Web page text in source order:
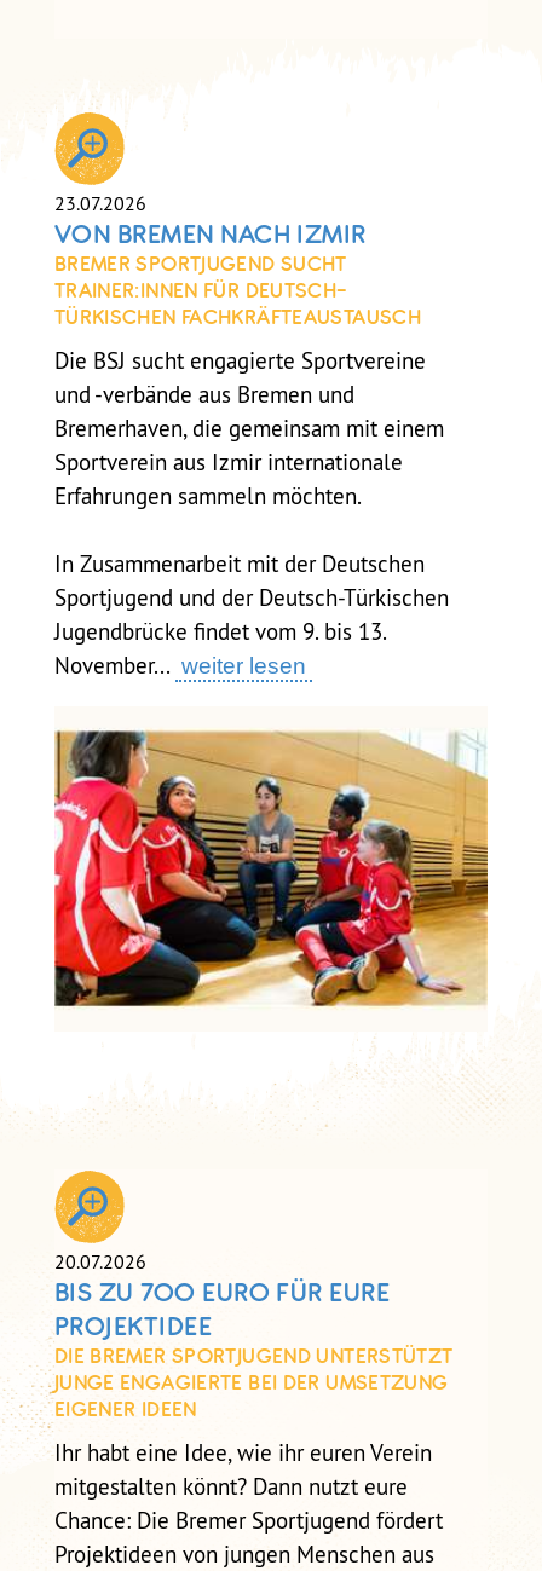
SEXUALISIERTER GEWALT IM
VEREIN
23.07.2026
VON BREMEN NACH IZMIR
BREMER SPORTJUGEND SUCHT
TRAINER:INNEN FÜR DEUTSCH-
TÜRKISCHEN FACHKRÄFTEAUSTAUSCH
Die BSJ sucht engagierte Sportvereine
und -verbände aus Bremen und
Bremerhaven, die gemeinsam mit einem
Sportverein aus Izmir internationale
Erfahrungen sammeln möchten.
In Zusammenarbeit mit der Deutschen
Sportjugend und der Deutsch-Türkischen
Jugendbrücke findet vom 9. bis 13.
November... weiter lesen
20.07.2026
BIS ZU 700 EURO FÜR EURE
PROJEKTIDEE
DIE BREMER SPORTJUGEND UNTERSTÜTZT
JUNGE ENGAGIERTE BEI DER UMSETZUNG
EIGENER IDEEN
Ihr habt eine Idee, wie ihr euren Verein
mitgestalten könnt? Dann nutzt eure
Chance: Die Bremer Sportjugend fördert
Projektideen von jungen Menschen aus